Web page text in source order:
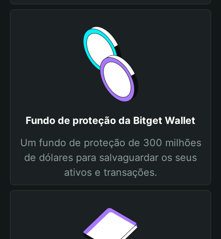
Fundo de proteção da Bitget Wallet
Um fundo de proteção de 300 milhões
de dólares para salvaguardar os seus
ativos e transações.